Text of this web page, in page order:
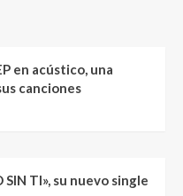
en acústico, una
canciones
TI», su nuevo single